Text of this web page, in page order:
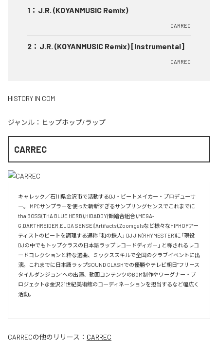
1 ： J.R. (KOYANMUSIC Remix)
CARREC
2 ： J.R. (KOYANMUSIC Remix) [Instrumental]
CARREC
HISTORY IN COM
ジャンル： ヒップホップ/ラップ
CARREC
キャレック／石川県金沢市で活動するDJ・ビートメイカー・プロデューサ
ー。 MPCサンプラーを使った斬新すぎるサンプリングセンスでこれまでに
tha BOSS(THA BLUE HERB),HIDADDY(韻踏合組合),MEGA-
G,DARTHREIDER,EL DA SENSEI(Artifacts),Zoomgalsなど様々なHIPHOPアー
ティストのビートを調理する通称「和の鉄人」 DJ JIN(RHYMESTER)に「現役
DJの中でもトップクラスの日本語ラップレコードディガー」 と称されるレコ
ードコレクションと粋な選曲、ミックススキルで全国のクラブイベントに出
演。これまでに日本語ラップSOUND CLASHでの優勝やテレビ朝日”フリース
タイルダンジョン”への出演、動画コンテンツのBGM制作やワーグナー・プ
ロジェクト@金沢21世紀美術館のコーディネーションを担当するなど幅広く
活動。
CARRECの他のリリース： CARREC